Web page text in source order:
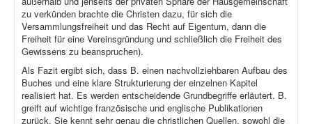
zu verkünden brachte die Christen dazu, für sich die
Versammlungsfreiheit und das Recht auf Eigentum, dann die
Freiheit für eine Vereinsgründung und schließlich die Freiheit des
Gewissens zu beanspruchen).
Als Fazit ergibt sich, dass B. einen nachvollziehbaren Aufbau des
Buches und eine klare Strukturierung der einzelnen Kapitel
realisiert hat. Es werden entscheidende Grundbegriffe erläutert. B.
greift auf wichtige französische und englische Publikationen
zurück. Sie kennt sehr genau die christlichen Quellen, sowohl die